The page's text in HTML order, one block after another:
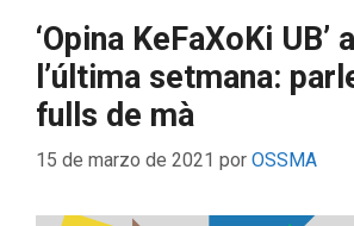
‘Opina KeFaXoKi UB’
l’última setmana:
fulls de mà
15 de marzo de 2021 por OSSMA